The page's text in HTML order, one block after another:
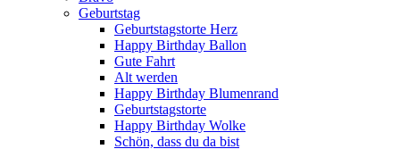
Geburtstag
Geburtstagstorte Herz
Happy Birthday Ballon
Gute Fahrt
Alt werden
Happy Birthday Blumenrand
Geburtstagstorte
Happy Birthday Wolke
Schön, dass du da bist